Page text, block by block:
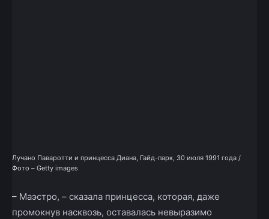
Лучано Паваротти и принцесса Диана, Гайд-парк, 30 июля 1991 года /
Фото – Getty images
– Маэстро, – сказала принцесса, которая, даже
промокнув насквозь, оставалась невыразимо